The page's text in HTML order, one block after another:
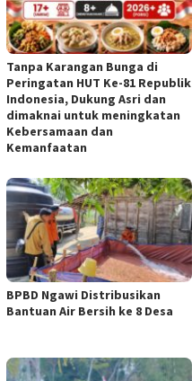
Tanpa Karangan Bunga di
Peringatan HUT Ke-81 Republik
Indonesia, Dukung Asri dan
dimaknai untuk meningkatan
Kebersamaan dan
Kemanfaatan
BPBD Ngawi Distribusikan
Bantuan Air Bersih ke 8 Desa